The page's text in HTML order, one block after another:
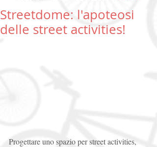
Streetdome: l'apoteosi
delle street activities!
Progettare uno spazio per street activities,